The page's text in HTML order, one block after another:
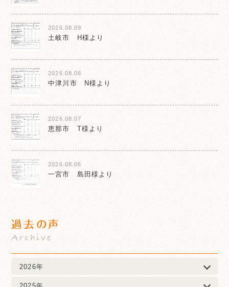
2026.08.09
土岐市 H様より
2026.08.08
中津川市 N様より
2026.08.07
恵那市 T様より
2026.08.06
一宮市 島田様より
過去の声
Archive
2026年